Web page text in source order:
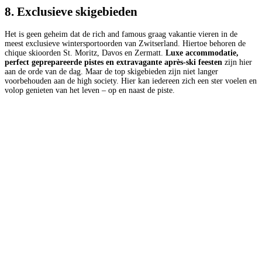
8. Exclusieve skigebieden
Het is geen geheim dat de rich and famous graag vakantie vieren in de
meest exclusieve wintersportoorden van Zwitserland. Hiertoe behoren de
chique skioorden St. Moritz, Davos en Zermatt. Luxe accommodatie,
perfect geprepareerde pistes en extravagante après-ski feesten zijn hier
aan de orde van de dag. Maar de top skigebieden zijn niet langer
voorbehouden aan de high society. Hier kan iedereen zich een ster voelen en
volop genieten van het leven – op en naast de piste.